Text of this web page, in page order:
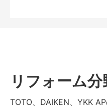
リフォーム
TOTO、DAIKEN、YKK